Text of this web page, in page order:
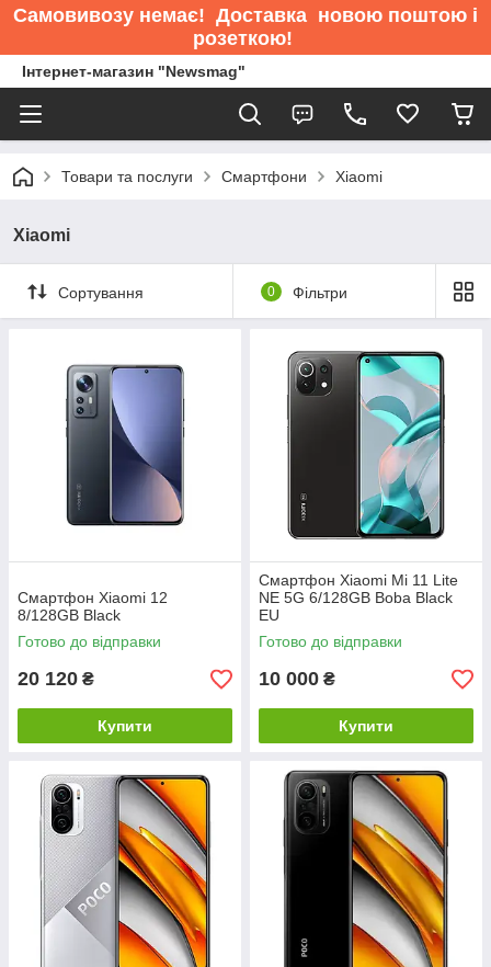
Самовивозу немає! Доставка новою поштою і
розеткою!
Інтернет-магазин "Newsmag"
Товари та послуги Смартфони Xiaomi
Xiaomi
Сортування 0 Фільтри
Смартфон Xiaomi 12
8/128GB Black
Готово до відправки
20 120 ₴
Купити
Смартфон Xiaomi Mi 11 Lite
NE 5G 6/128GB Boba Black
EU
Готово до відправки
10 000 ₴
Купити